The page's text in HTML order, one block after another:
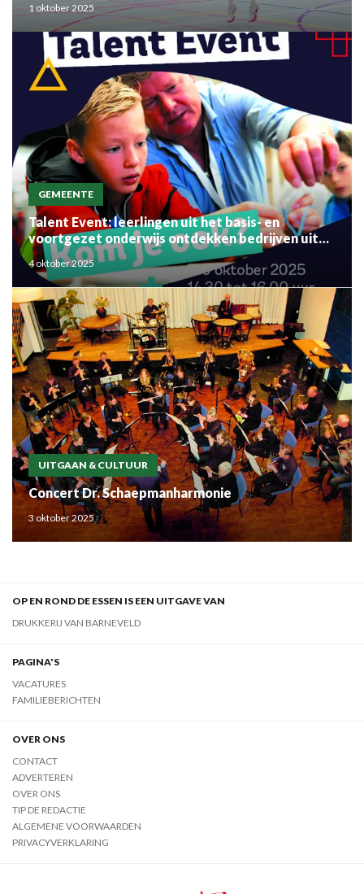
1 oktober 2025
GEMEENTE
Talent Event: leerlingen uit het basis- en
voortgezet onderwijs ontdekken bedrijven uit
de regio
4 oktober 2025
UITGAAN & CULTUUR
Concert Dr. Schaepmanharmonie
3 oktober 2025
OP EN ROND DE ESSEN IS EEN UITGAVE VAN
DRUKKERIJ VAN BARNEVELD
PAGINA'S
VACATURES
FAMILIEBERICHTEN
OVER ONS
CONTACT
ADVERTEREN
OVER ONS
TIP DE REDACTIE
ALGEMENE VOORWAARDEN
PRIVACYVERKLARING